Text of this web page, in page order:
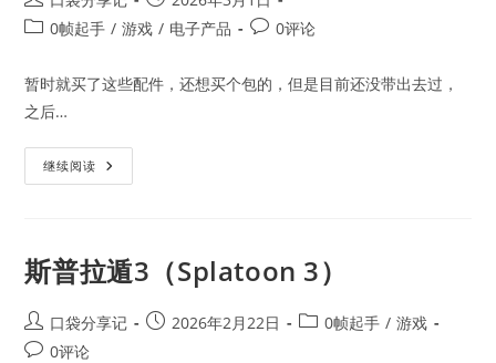
author:
published:
Post0帧起手 / 游戏 / 电子产品
Post0评论
暂时就买了这些配件，还想买个包的，但是目前还没带出去过，
之后…
继续阅读 Switch
配
斯普拉遁3（Splatoon 3）
Post
author:
口袋分享记
Post2026年2月22日
Post0帧起手 / 游戏
Post0评论